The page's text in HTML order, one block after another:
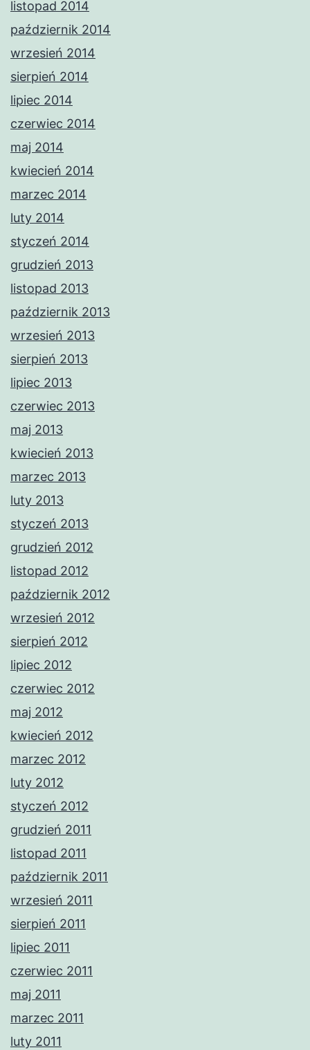
listopad 2014
październik 2014
wrzesień 2014
sierpień 2014
lipiec 2014
czerwiec 2014
maj 2014
kwiecień 2014
marzec 2014
luty 2014
styczeń 2014
grudzień 2013
listopad 2013
październik 2013
wrzesień 2013
sierpień 2013
lipiec 2013
czerwiec 2013
maj 2013
kwiecień 2013
marzec 2013
luty 2013
styczeń 2013
grudzień 2012
listopad 2012
październik 2012
wrzesień 2012
sierpień 2012
lipiec 2012
czerwiec 2012
maj 2012
kwiecień 2012
marzec 2012
luty 2012
styczeń 2012
grudzień 2011
listopad 2011
październik 2011
wrzesień 2011
sierpień 2011
lipiec 2011
czerwiec 2011
maj 2011
marzec 2011
luty 2011